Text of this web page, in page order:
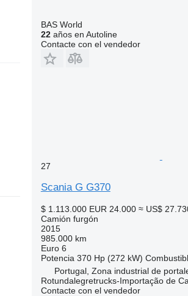
BAS World
22años en Autoline
Contacte con el vendedor
27
Scania G G370
$ 1.113.000 EUR 24.000 ≈ US$
Camión furgón
2015
985.000 km
Euro 6
Potencia 370 Hp (272 kW)
Portugal, Zona industrial de
Rotundalegretrucks-Importação de
Contacte con el vendedor